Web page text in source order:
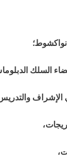
السلك
الإشراف